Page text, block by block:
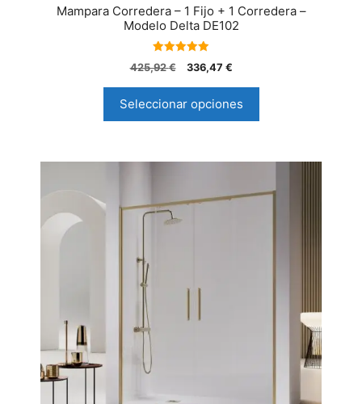
Mampara Corredera – 1 Fijo + 1 Corredera –
Modelo Delta DE102
5.00
de 5
425,92€ 336,47 €
Seleccionar opciones